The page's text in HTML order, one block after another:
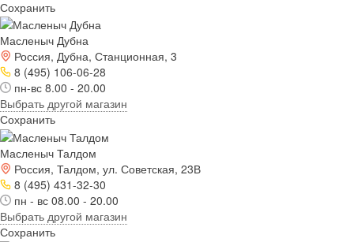
Сохранить
Масленыч Дубна
Россия, Дубна, Станционная, 3
8 (495) 106-06-28
пн-вс 8.00 - 20.00
Выбрать другой магазин
Сохранить
Масленыч Талдом
Россия, Талдом, ул. Советская, 23В
8 (495) 431-32-30
пн - вс 08.00 - 20.00
Выбрать другой магазин
Сохранить